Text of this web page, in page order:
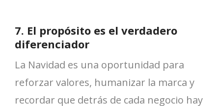
7. El propósito es el verdadero
diferenciador
La Navidad es una oportunidad para
reforzar valores, humanizar la marca y
recordar que detrás de cada negocio hay